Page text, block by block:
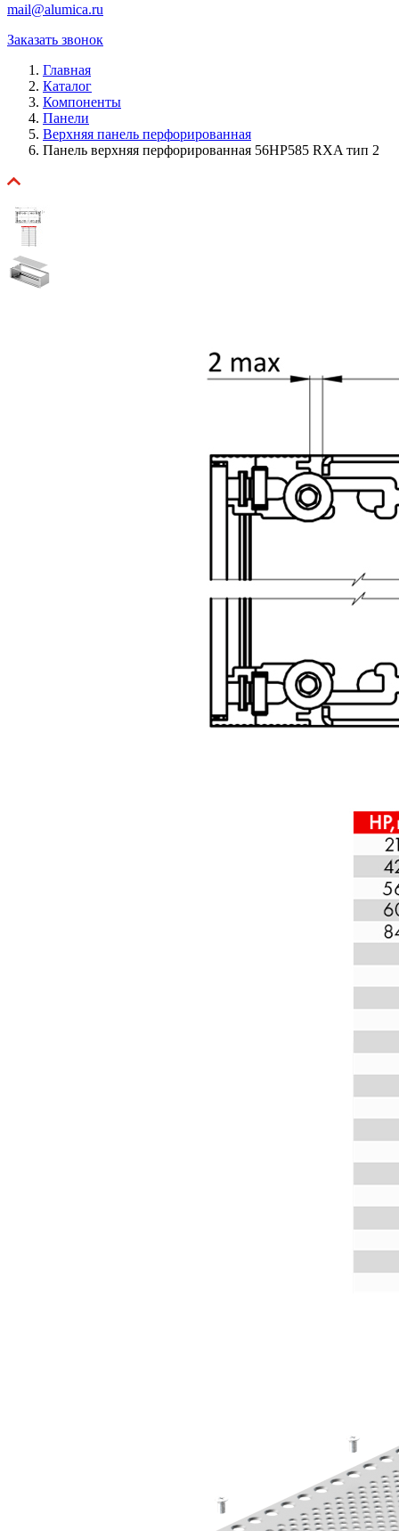
mail@alumica.ru
Заказать звонок
Главная
Каталог
Компоненты
Панели
Верхняя панель перфорированная
Панель верхняя перфорированная 56HP585 RXA тип 2